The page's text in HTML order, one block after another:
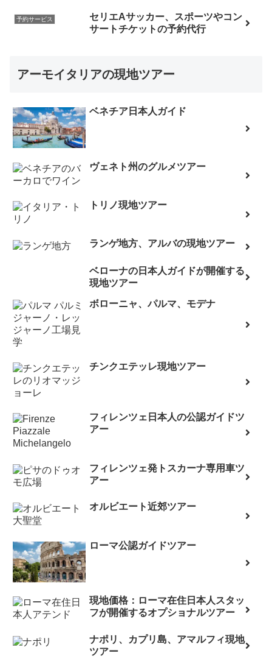
予約サービス
セリエAサッカー、スポーツやコン
サートチケットの予約代行
アーモイタリアの現地ツアー
ベネチア日本人ガイド
ヴェネト州のグルメツアー
トリノ現地ツアー
ランゲ地方、アルバの現地ツアー
ベローナの日本人ガイドが開催する
現地ツアー
ボローニャ、パルマ、モデナ
チンクエテッレ現地ツアー
フィレンツェ日本人の公認ガイドツ
アー
フィレンツェ発トスカーナ専用車ツ
アー
オルビエート近郊ツアー
ローマ公認ガイドツアー
現地価格：ローマ在住日本人スタッ
フが開催するオプショナルツアー
ナポリ、カプリ島、アマルフィ現地
ツアー